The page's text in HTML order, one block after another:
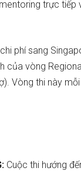
trực tiếp
phí sang
của vòng
Vòng thi này
Cuộc thi hướng